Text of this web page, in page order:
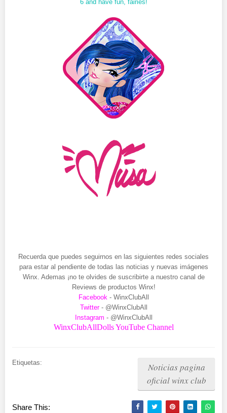
6 and have fun, fairies!
Recuerda que puedes seguirnos en las siguientes redes sociales
para estar al pendiente de todas las noticias y nuevas imágenes
Winx. Ademas ¡no te olvides de suscribirte a nuestro canal de
Reviews de productos Winx!
Facebook - WinxClubAll
Twitter- @WinxClubAll
Instagram - @WinxClubAll
WinxClubAllDolls YouTube Channel
Etiquetas:
Noticias pagina
oficial winx club
Share This: